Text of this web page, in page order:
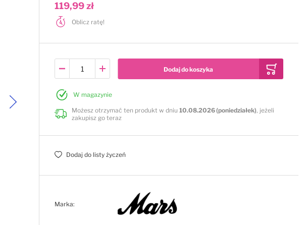
119,99 zł
Oblicz ratę!
Dodaj do koszyka
W magazynie
Możesz otrzymać ten produkt w dniu10.08.2026 (poniedziałek), jeżeli
zakupisz go teraz
Dodaj do listy życzeń
Marka: